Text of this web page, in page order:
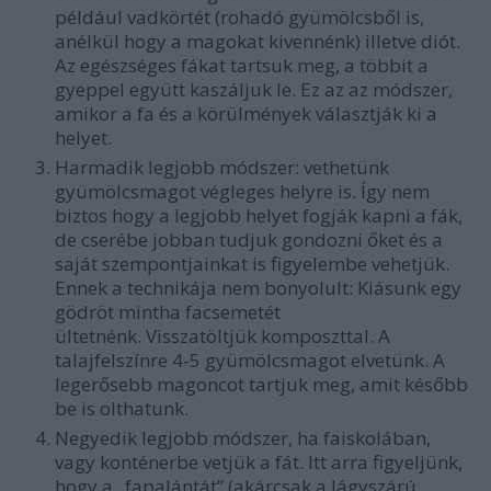
például vadkörtét (rohadó gyümölcsből is,
anélkül hogy a magokat kivennénk) illetve diót.
Az egészséges fákat tartsuk meg, a többit a
gyeppel együtt kaszáljuk le. Ez az az módszer,
amikor a fa és a körülmények választják ki a
helyet.
Harmadik legjobb módszer: vethetünk
gyümölcsmagot végleges helyre is. Így nem
biztos hogy a legjobb helyet fogják kapni a fák,
de cserébe jobban tudjuk gondozni őket és a
saját szempontjainkat is figyelembe vehetjük.
Ennek a technikája nem bonyolult: Kiásunk egy
gödröt mintha facsemetét
ültetnénk. Visszatöltjük komposzttal. A
talajfelszínre 4-5 gyümölcsmagot elvetünk. A
legerősebb magoncot tartjuk meg, amit később
be is olthatunk.
Negyedik legjobb módszer, ha faiskolában,
vagy konténerbe vetjük a fát. Itt arra figyeljünk,